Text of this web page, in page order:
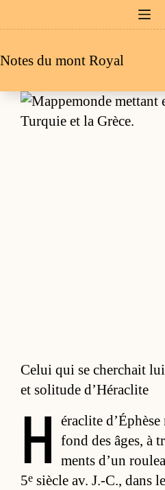
au
Notes du mont Royal
Celui qui se cherchait
et solitude d’Héraclite
H é­ra­clite
fond des âges, à
ments d’un
5e siècle av. J.-C., dans